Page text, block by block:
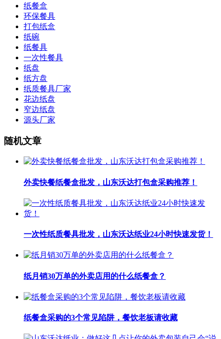
纸餐盒
环保餐具
打包纸盒
纸碗
纸餐具
一次性餐具
纸盘
纸方盘
纸质餐具厂家
花边纸盘
窄边纸盘
源头厂家
随机文章
外卖快餐纸餐盒批发，山东沃达打包盒采购推荐！
一次性纸质餐具批发，山东沃达纸业24小时快速发货！
纸月销30万单的外卖店用的什么纸餐盒？
纸餐盒采购的3个常见陷阱，餐饮老板请收藏